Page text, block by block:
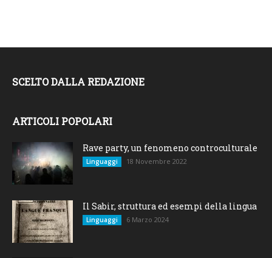
SCELTO DALLA REDAZIONE
ARTICOLI POPOLARI
Rave party, un fenomeno controculturale
Linguaggi 18 Novembre 2022
Il Sabir, struttura ed esempi della lingua
Linguaggi 6 Marzo 2024